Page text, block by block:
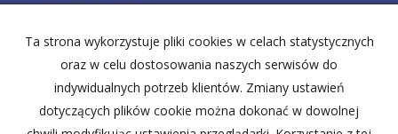
Mieszkaniana sprzedaż
Domyna sprzedaż
Lokalena sprzedaż
Halena sprzedaż
Obiektyna sprzedaż
Ta strona wykorzystuje pliki cookies w celach statystycznych
oraz w celu dostosowania naszych serwisów do
indywidualnych potrzeb klientów. Zmiany ustawień
dotyczących plików cookie można dokonać w dowolnej